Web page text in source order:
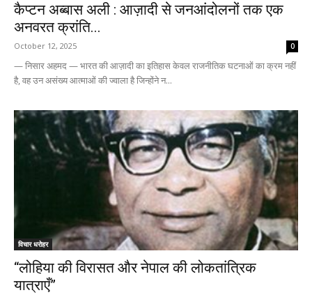
कैप्टन अब्बास अली : आज़ादी से जनआंदोलनों तक एक
अनवरत क्रांति...
October 12, 2025 0
— निसार अहमद — भारत की आज़ादी का इतिहास केवल राजनीतिक घटनाओं का क्रम नहीं
है, वह उन असंख्य आत्माओं की ज्वाला है जिन्होंने न...
विचार धरोहर
“लोहिया की विरासत और नेपाल की लोकतांत्रिक
यात्राएँ”